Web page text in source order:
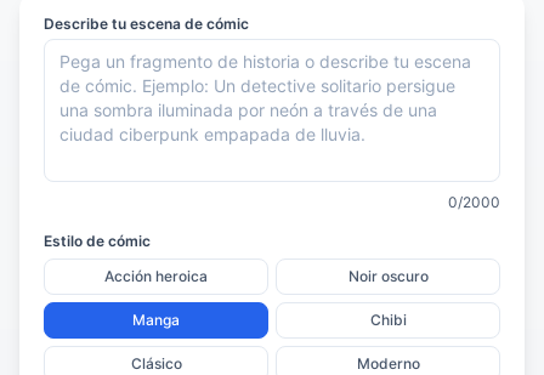
Describe tu escena de cómic
0/2000
Estilo de cómic
Acción heroica
Noir oscuro
Manga Chibi
Clásico Moderno